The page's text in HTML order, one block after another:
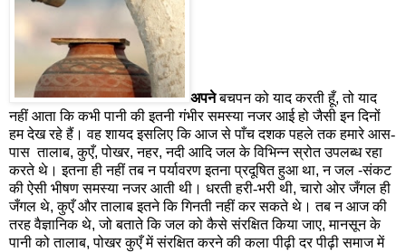
अपनेबचपन को याद करती हूँ,तो याद
नहीं आता कि कभी पानी की इतनी गंभीर समस्या नजर आई हो जैसी इन दिनों
हम देख रहे हैं। वह शायद इसलिए कि आज से पाँच दशक पहले तक हमारे आस-
पास तालाब,कुएँ,पोखर,नहर,नदी आदि जल के विभिन्न स्रोत उपलब्ध रहा
करते थे। इतना ही नहीं तब न पर्यावरण इतना प्रदूषित हुआ था, न जल -संकट
की ऐसी भीषण समस्या नजर आती थी। धरती हरी-भरी थी,चारो ओर जँगल ही
जँगल थे,कुएँ और तालाब इतने कि गिनती नहीं कर सकते थे। तब न आज की
तरह वैज्ञानिक थे,जो बताते कि जल को कैसे संरक्षित किया जाए,मानसून के
पानी को तालाब,पोखर कुएँ में संरक्षित करने की कला पीढ़ी दर पीढ़ी समाज में